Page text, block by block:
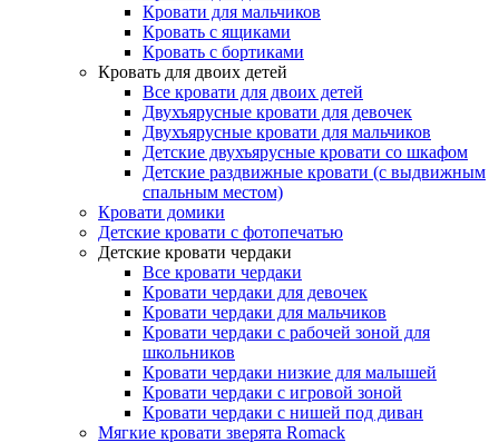
Кровати для мальчиков
Кровать с ящиками
Кровать с бортиками
Кровать для двоих детей
Все кровати для двоих детей
Двухъярусные кровати для девочек
Двухъярусные кровати для мальчиков
Детские двухъярусные кровати со шкафом
Детские раздвижные кровати (с выдвижным
спальным местом)
Кровати домики
Детские кровати с фотопечатью
Детские кровати чердаки
Все кровати чердаки
Кровати чердаки для девочек
Кровати чердаки для мальчиков
Кровати чердаки с рабочей зоной для
школьников
Кровати чердаки низкие для малышей
Кровати чердаки с игровой зоной
Кровати чердаки с нишей под диван
Мягкие кровати зверята Romack